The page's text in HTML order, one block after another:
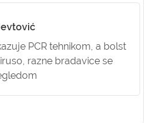
PCR tehnikom, a bolst
razne bradavice se